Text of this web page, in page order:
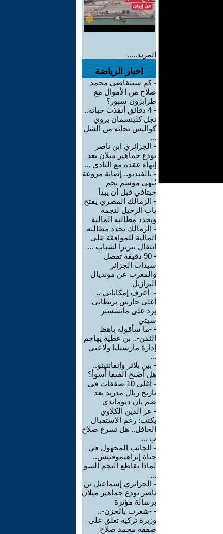
المزيد.....
اخبار الرياضة
-كم سيتقاضى محمد
صلاح من الأموال مع
طرابزون سبور؟
-
4 دقائق أنقذت حياته..
نجل كلينسمان يروي
كواليس نجاته من الشل
...
- الجزائري ابن ناصر
يودع جماهير ميلان بعد
إنهاء عقده مع النادي ...
- بالفيديو.. إصابة مروعة
تُنهي موسم نجم
خيتافي قبل أن يبدأ
- الزمالك المصري يفتح
باب الرحيل لنجمه
ويحدد مطالبه المالية
- الزمالك يحدد مطالبه
المالية للموافقة على
انتقال بيزيرا لشباب ...
-
90 دقيقة تفصل
سيدات الجزائر
والمغرب عن مونديال
البرازيل
- -أعرف إمكاناتي-..
أغلى حارس بريطاني
يرد على مانشستر
سيتي
- -ما سأقوله باهظ
الثمن-.. بن عطية يهاجم
إدارة مارسيليا ولاعبي
...
- بين بلاتر وإنفانتينو..
هل أصبح الفيفا أسوأ؟
-
أغلى 10 صفقات في
تاريخ ريال مدريد بعد
ضم يان ديوماندي
- عز الدين الكلاوي
يكتب: رغم الاستقبال
الحافل.. هل تسرع صلاح
ب ...
- الجانب المجهول في
حياة إبراهيموفيتش..
لماذا يقاطع النجم السو
...
- الجزائري إسماعيل بن
ناصر يودع جماهير ميلان
برسالة مؤثرة
- -شعرت بالحزن-..
وزيرة تركية تعلق على
صفقة محمد صلاح